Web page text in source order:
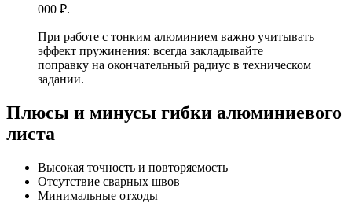
000 ₽.
При работе с тонким алюминием важно учитывать
эффект пружинения: всегда закладывайте
поправку на окончательный радиус в техническом
задании.
Плюсы и минусы гибки алюминиевого
листа
Высокая точность и повторяемость
Отсутствие сварных швов
Минимальные отходы